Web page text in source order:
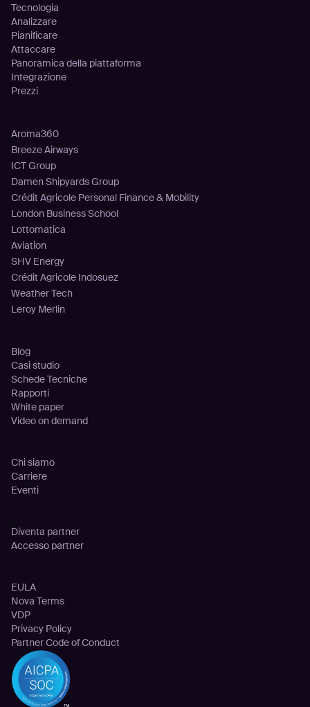
Tecnologia
Analizzare
Pianificare
Attaccare
Panoramica della piattaforma
Integrazione
Prezzi
Aroma360
Breeze Airways
ICT Group
Damen Shipyards Group
Crédit Agricole Personal Finance & Mobility
London Business School
Lottomatica
Aviation
SHV Energy
Crédit Agricole Indosuez
Weather Tech
Leroy Merlin
Blog
Casi studio
Schede Tecniche
Rapporti
White paper
Video on demand
Chi siamo
Carriere
Eventi
Diventa partner
Accesso partner
EULA
Nova Terms
VDP
Privacy Policy
Partner Code of Conduct